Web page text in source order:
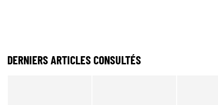
DERNIERS ARTICLES CONSULTÉS